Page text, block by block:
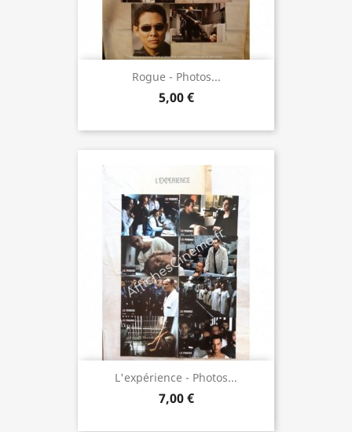
Rogue - Photos...
5,00 €
L'expérience - Photos...
7,00 €